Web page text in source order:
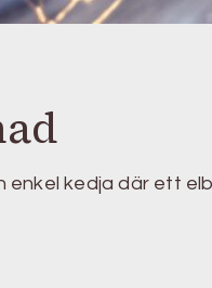
enkel kedja där ett